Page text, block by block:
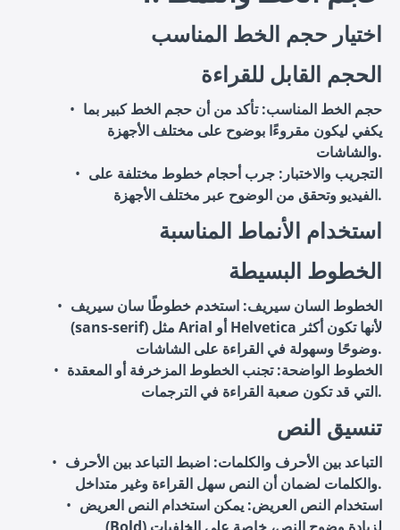
اختيار حجم الخط المناسب
الحجم القابل للقراءة
حجم الخط المناسب: تأكد من أن حجم الخط كبير بما
يكفي ليكون مقروءًا بوضوح على مختلف الأجهزة
والشاشات.
التجريب والاختبار : جرب أحجام خطوط مختلفة على
الفيديو وتحقق من الوضوح عبر مختلف الأجهزة.
استخدام الأنماط المناسبة
الخطوط البسيطة
الخطوط السان سيريف: استخدم خطوطًا سان سيريف
(sans-serif) مثل Arial أو Helvetica لأنها تكون أكثر
وضوحًا وسهولة في القراءة على الشاشات.
الخطوط الواضحة: تجنب الخطوط المزخرفة أو المعقدة
التي قد تكون صعبة القراءة في الترجمات.
تنسيق النص
التباعد بين الأحرف والكلمات: اضبط التباعد بين الأحرف
والكلمات لضمان أن النص سهل القراءة وغير متداخل.
استخدام النص العريض: يمكن استخدام النص العريض